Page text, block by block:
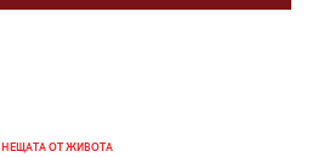
НЕЩАТА ОТ ЖИВОТА